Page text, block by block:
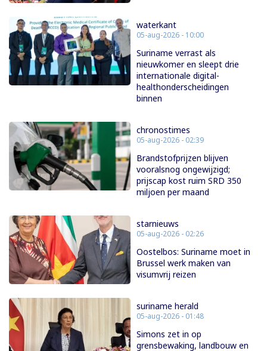
waterkant
05-aug-2026 - 10:00
Suriname verrast als
nieuwkomer en sleept drie
internationale digital-
healthonderscheidingen
binnen
chronostimes
05-aug-2026 - 02:39
Brandstofprijzen blijven
vooralsnog ongewijzigd;
prijscap kost ruim SRD 350
miljoen per maand
starnieuws
05-aug-2026 - 02:26
Oostelbos: Suriname moet in
Brussel werk maken van
visumvrij reizen
suriname herald
05-aug-2026 - 01:48
Simons zet in op
grensbewaking, landbouw en